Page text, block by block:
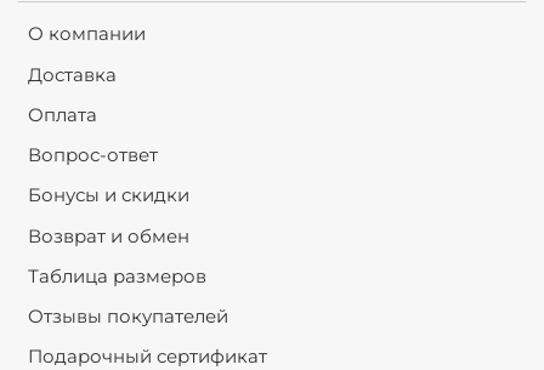
О компании
Доставка
Оплата
Вопрос-ответ
Бонусы и скидки
Возврат и обмен
Таблица размеров
Отзывы покупателей
Подарочный сертификат